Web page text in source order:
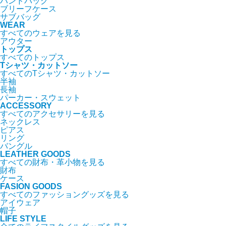
ブリーフケース
サブバッグ
WEAR
すべてのウェアを見る
アウター
トップス
すべてのトップス
Tシャツ・カットソー
すべてのTシャツ・カットソー
半袖
長袖
パーカー・スウェット
ACCESSORY
すべてのアクセサリーを見る
ネックレス
ピアス
リング
バングル
LEATHER GOODS
すべての財布・革小物を見る
財布
ケース
FASION GOODS
すべてのファッショングッズを見る
アイウェア
帽子
LIFE STYLE